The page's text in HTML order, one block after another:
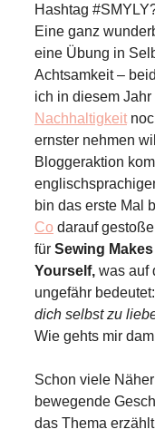
Hashtag
Eine ganz
eine Übung in
Achtsamkeit –
ich in diesem
Nachhaltigkeit
ernster nehmen
Bloggeraktion
bin das erste Mal
Co darauf
für Sewing
Yourself, was auf
ungefähr bedeutet:
dich selbst zu
Wie gehts mir
Schon viele
bewegende
das Thema